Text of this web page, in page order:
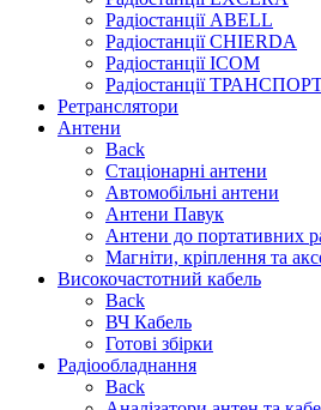
Радіостанції ABELL
Радіостанції CHIERDA
Радіостанції ICOM
Радіостанції
Ретранслятори
Антени
Back
Стаціонарні антени
Автомобільні антени
Антени Павук
Антени до портативних
Магніти, кріплення та
Високочастотний кабель
Back
ВЧ Кабель
Готові збірки
Радіообладнання
Back